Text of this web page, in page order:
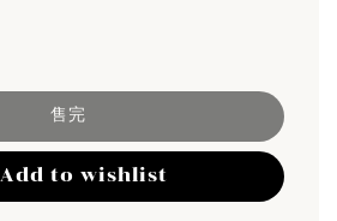
售完
Add to wishlist